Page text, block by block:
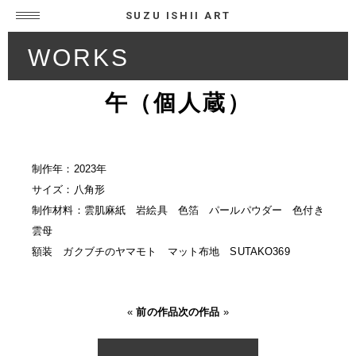
SUZU ISHII ART
WORKS
午（個人蔵）
制作年：2023年
サイズ：八角形
制作材料：雲肌麻紙 岩絵具 色箔 パールパウダー 色付き
雲母
額装 ガクブチのヤマモト マット布地 SUTAKO369
«前の作品次の作品 »